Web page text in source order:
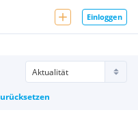
Einloggen